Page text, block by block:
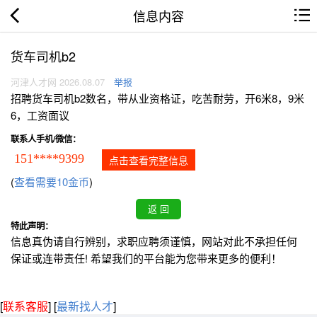
信息内容
货车司机b2
河津人才网 2026.08.07 举报
招聘货车司机b2数名，带从业资格证，吃苦耐劳，开6米8，9米
6，工资面议
联系人手机/微信：
151****9399 点击查看完整信息
(查看需要10金币)
特此声明：
信息真伪请自行辨别，求职应聘须谨慎，网站对此不承担任何
保证或连带责任! 希望我们的平台能为您带来更多的便利！
[联系客服] [最新找人才]